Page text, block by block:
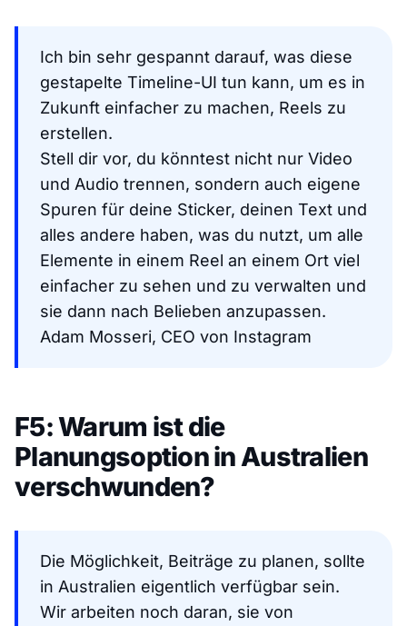
Ich bin sehr gespannt darauf, was diese
gestapelte Timeline-UI tun kann, um es in
Zukunft einfacher zu machen, Reels zu
erstellen.
Stell dir vor, du könntest nicht nur Video
und Audio trennen, sondern auch eigene
Spuren für deine Sticker, deinen Text und
alles andere haben, was du nutzt, um alle
Elemente in einem Reel an einem Ort viel
einfacher zu sehen und zu verwalten und
sie dann nach Belieben anzupassen.
Adam Mosseri, CEO von Instagram
F5: Warum ist die
Planungsoption in Australien
verschwunden?
Die Möglichkeit, Beiträge zu planen, sollte
in Australien eigentlich verfügbar sein.
Wir arbeiten noch daran, sie von